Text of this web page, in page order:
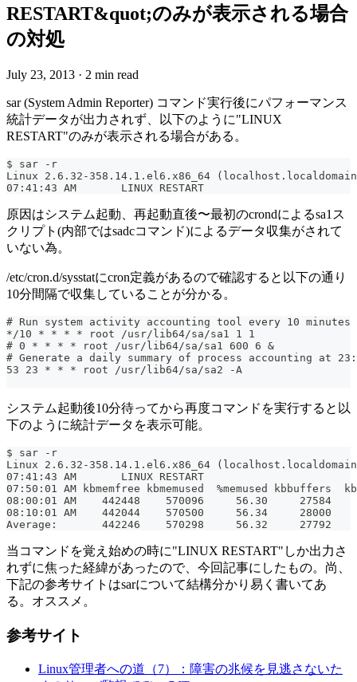
RESTART&quot;のみが表示される場合
の対処
July 23, 2013 · 2 min read
sar (System Admin Reporter) コマンド実行後にパフォーマンス
統計データが出力されず、以下のように"LINUX
RESTART"のみが表示される場合がある。
$ sar -r
07:41:43 AM       LINUX RESTART
原因はシステム起動、再起動直後〜最初のcrondによるsa1ス
クリプト(内部ではsadcコマンド)によるデータ収集がされて
いない為。
/etc/cron.d/sysstatにcron定義があるので確認すると以下の通り
10分間隔で収集していることが分かる。
# Run system activity accounting tool every 10 minutes
*/10 * * * * root /usr/lib64/sa/sa1 1 1
# 0 * * * * root /usr/lib64/sa/sa1 600 6 &
# Generate a daily summary of process accounting at
53 23 * * * root /usr/lib64/sa/sa2 -A
システム起動後10分待ってから再度コマンドを実行すると以
下のように統計データを表示可能。
$ sar -r
07:41:43 AM       LINUX RESTART
07:50:01 AM kbmemfree kbmemused  %memused kbbuffers
08:00:01 AM    442448    570096     56.30     27584
08:10:01 AM    442044    570500     56.34     28000
Average:       442246    570298     56.32     27792
当コマンドを覚え始めの時に"LINUX RESTART"しか出力さ
れずに焦った経緯があったので、今回記事にしたもの。尚、
下記の参考サイトはsarについて結構分かり易く書いてあ
る。オススメ。
参考サイト
Linux管理者への道（7）：障害の兆候を見逃さないた